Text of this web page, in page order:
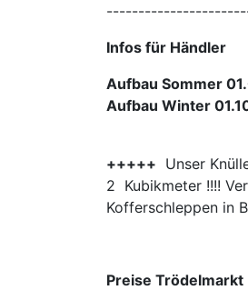
Infos für Händler
Aufbau Sommer
Aufbau Winter
+++++ Unser
2 Kubikmeter !!!!
Kofferschleppen in
Preise Trödelmarkt